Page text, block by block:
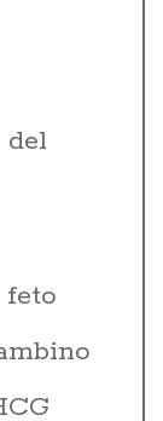
del
feto